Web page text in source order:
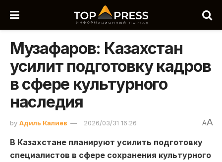
Музафаров: Казахстан
усилит подготовку кадров
в сфере культурного
наследия
by Адиль Калиев 2026/03/31 16:26 AA
В Казахстане планируют усилить подготовку
специалистов в сфере сохранения культурного